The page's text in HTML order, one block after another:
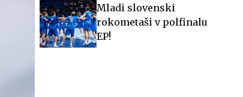
Mladi slovenski
rokometaši v polfinalu
EP!